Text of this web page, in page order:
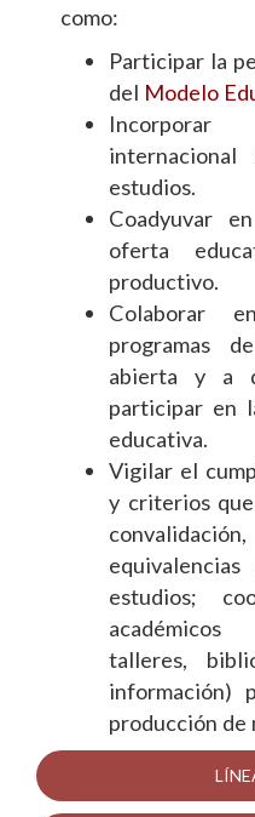
como:
Participar la
del Modelo
estudios.
Coadyuvar
oferta
productivo.
Colaborar
programas
abierta y a
participar en
educativa.
Vigilar el
y criterios
estudios;
talleres,
información)
producción de